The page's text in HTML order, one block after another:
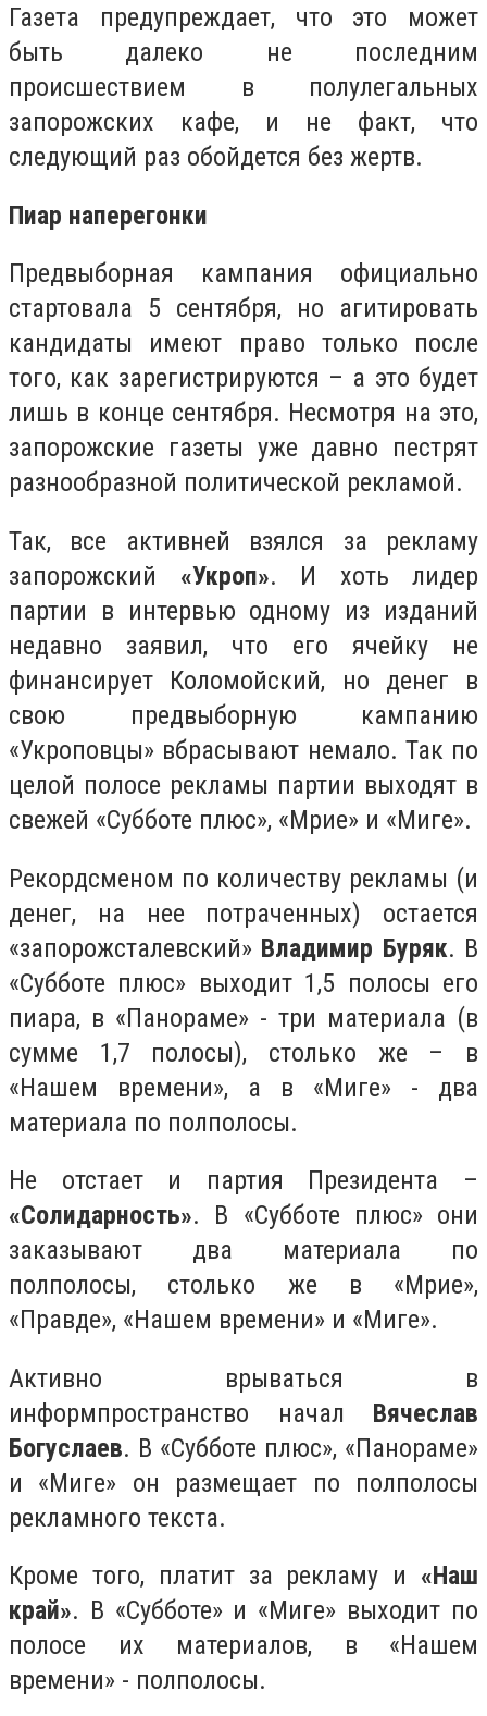
Газета предупреждает, что это может
быть далеко не последним
происшествием в полулегальных
запорожских кафе, и не факт, что
следующий раз обойдется без жертв.
Пиар наперегонки
Предвыборная кампания официально
стартовала 5 сентября, но агитировать
кандидаты имеют право только после
того, как зарегистрируются – а это будет
лишь в конце сентября. Несмотря на это,
запорожские газеты уже давно пестрят
разнообразной политической рекламой.
Так, все активней взялся за рекламу
запорожский «Укроп». И хоть лидер
партии в интервью одному из изданий
недавно заявил, что его ячейку не
финансирует Коломойский, но денег в
свою предвыборную кампанию
«Укроповцы» вбрасывают немало. Так по
целой полосе рекламы партии выходят в
свежей «Субботе плюс», «Мрие» и «Миге».
Рекордсменом по количеству рекламы (и
денег, на нее потраченных) остается
«запорожсталевский» Владимир Буряк. В
«Субботе плюс» выходит 1,5 полосы его
пиара, в «Панораме» - три материала (в
сумме 1,7 полосы), столько же – в
«Нашем времени», а в «Миге» - два
материала по полполосы.
Не отстает и партия Президента –
«Солидарность». В «Субботе плюс» они
заказывают два материала по
полполосы, столько же в «Мрие»,
«Правде», «Нашем времени» и «Миге».
Активно врываться в
информпространство начал Вячеслав
Богуслаев. В «Субботе плюс», «Панораме»
и «Миге» он размещает по полполосы
рекламного текста.
Кроме того, платит за рекламу и «Наш
край». В «Субботе» и «Миге» выходит по
полосе их материалов, в «Нашем
времени» - полполосы.